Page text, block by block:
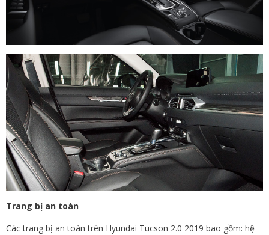
Trang bị an toàn
Các trang bị an toàn trên Hyundai Tucson 2.0 2019 bao gồm: hệ